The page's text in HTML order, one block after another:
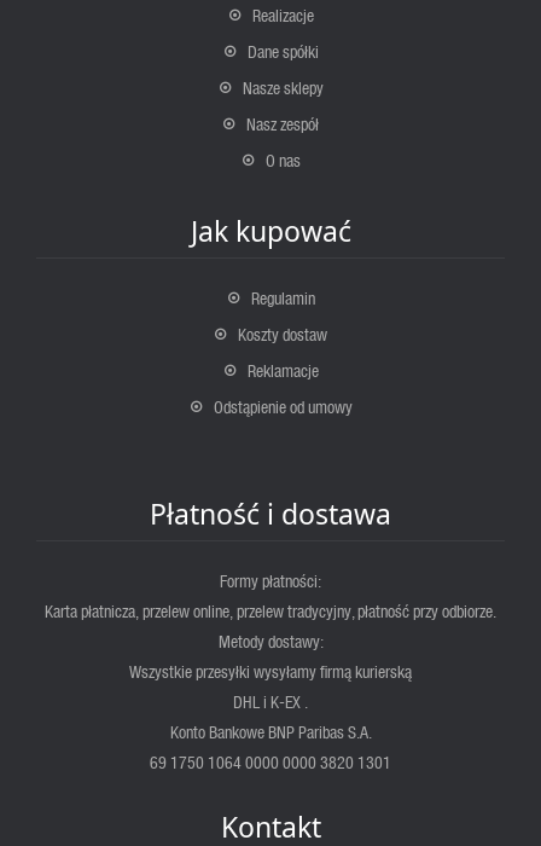
Realizacje
Dane spółki
Nasze sklepy
Nasz zespół
O nas
Jak kupować
Regulamin
Koszty dostaw
Reklamacje
Odstąpienie od umowy
Płatność i dostawa
Formy płatności:
Karta płatnicza, przelew online, przelew tradycyjny, płatność przy odbiorze.
Metody dostawy:
Wszystkie przesyłki wysyłamy firmą kurierską
DHL i K-EX .
Konto Bankowe BNP Paribas S.A.
69 1750 1064 0000 0000 3820 1301
Kontakt